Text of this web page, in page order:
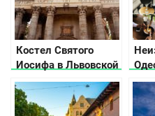
Костел Святого
Иосифа в Львовской
области
о